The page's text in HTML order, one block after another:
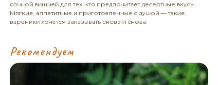
сочной вишней для тех, кто предпочитает десертные вкусы.
Мягкие, аппетитные и приготовленные с душой — такие
вареники хочется заказывать снова и снова.
Рекомендуем